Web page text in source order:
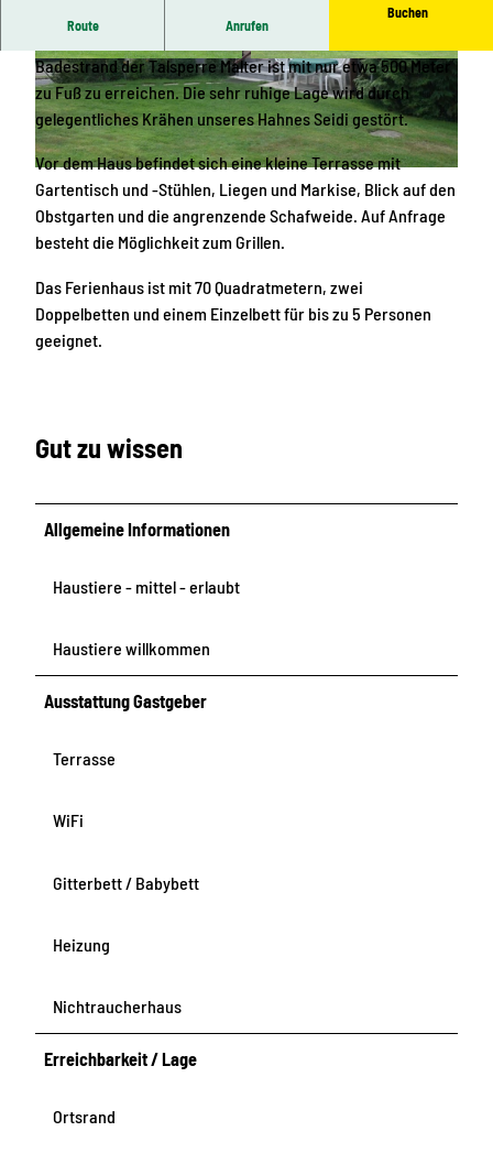
F
e
r
e
n
h
E
i
n
g
e
r
i
a
F
e
r
i
u
s
Route Anrufen
Buchen
Badestrand der Talsperre Malter ist mit nur etwa 500 Meter
zu Fuß zu erreichen. Die sehr ruhige Lage wird durch
gelegentliches Krähen unseres Hahnes Seidi gestört.
Vor dem Haus befindet sich eine kleine Terrasse mit
Gartentisch und -Stühlen, Liegen und Markise, Blick auf den
Obstgarten und die angrenzende Schafweide. Auf Anfrage
besteht die Möglichkeit zum Grillen.
Das Ferienhaus ist mit 70 Quadratmetern, zwei
Doppelbetten und einem Einzelbett für bis zu 5 Personen
geeignet.
Gut zu wissen
Allgemeine Informationen
Haustiere - mittel - erlaubt
Haustiere willkommen
Ausstattung Gastgeber
Terrasse
WiFi
Gitterbett / Babybett
Heizung
Nichtraucherhaus
Erreichbarkeit / Lage
Ortsrand